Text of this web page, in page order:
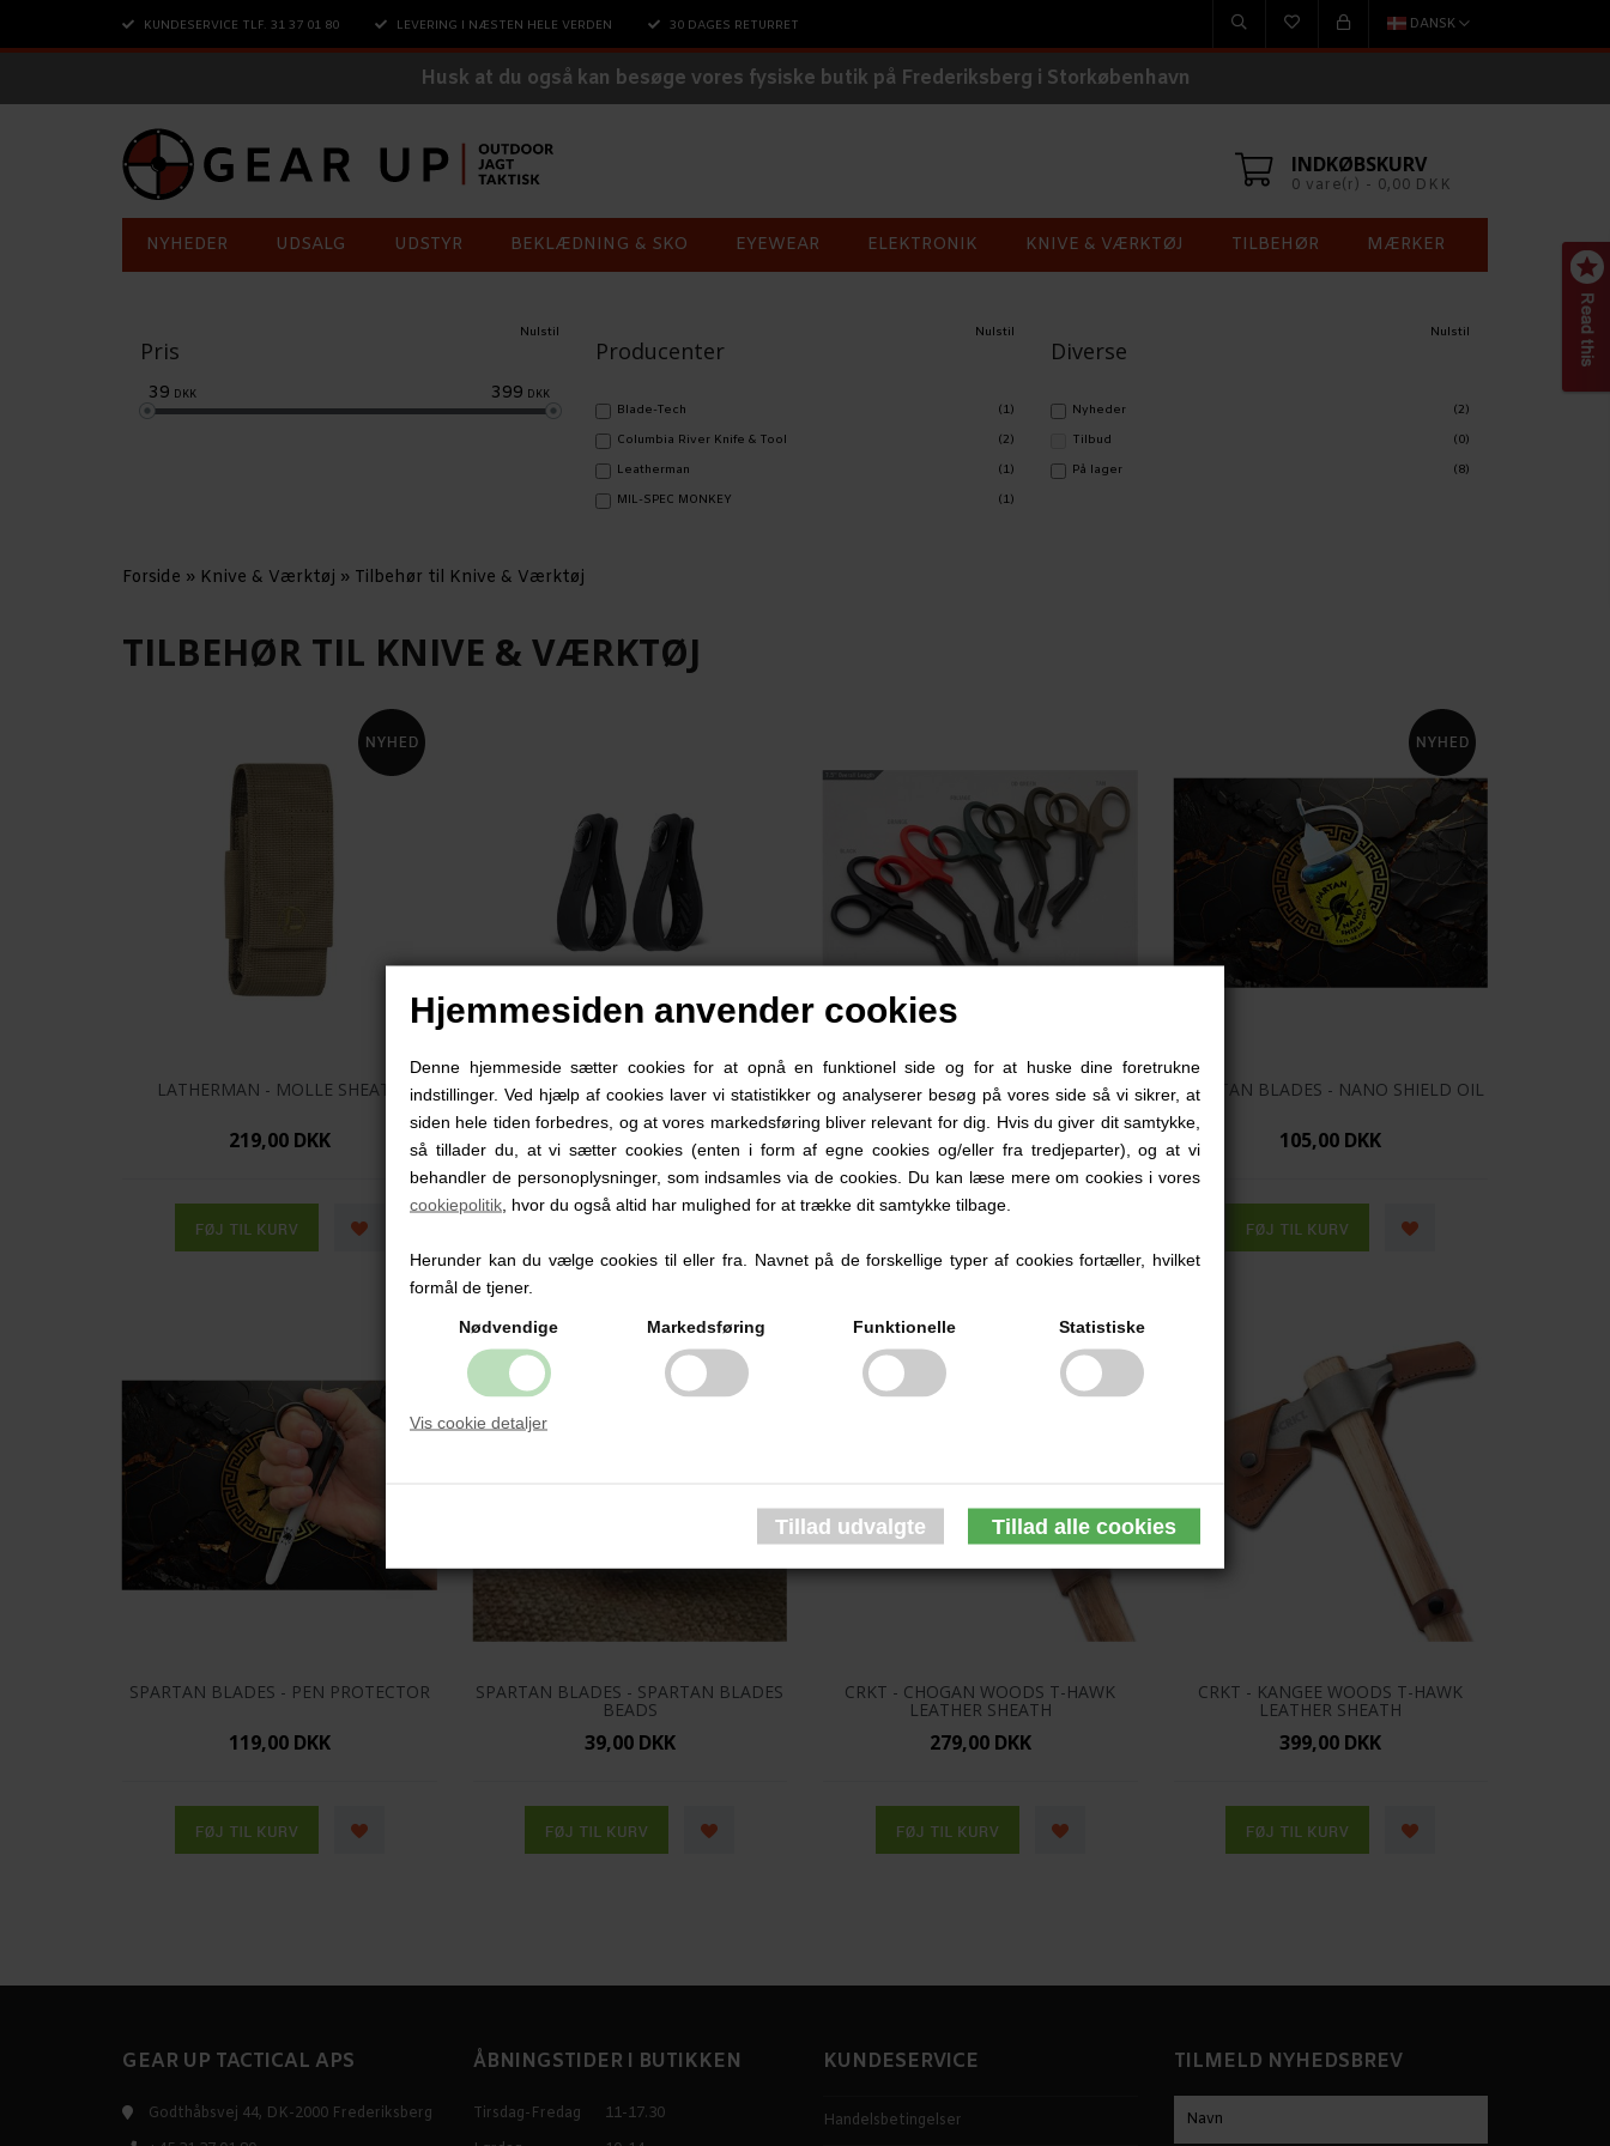
Hjemmesiden anvender cookies
Denne hjemmeside sætter cookies for at opnå en funktionel side og for at huske dine foretrukne
indstillinger. Ved hjælp af cookies laver vi statistikker og analyserer besøg på vores side så vi sikrer, at
siden hele tiden forbedres, og at vores markedsføring bliver relevant for dig. Hvis du giver dit samtykke,
så tillader du, at vi sætter cookies (enten i form af egne cookies og/eller fra tredjeparter), og at vi
behandler de personoplysninger, som indsamles via de cookies. Du kan læse mere om cookies i vores
cookiepolitik , hvor du også altid har mulighed for at trække dit samtykke tilbage.
Herunder kan du vælge cookies til eller fra. Navnet på de forskellige typer af cookies fortæller, hvilket
formål de tjener.
Nødvendige Markedsføring Funktionelle Statistiske
Vis cookie detaljer
KUNDESERVICE TLF. 31 37 01 80 LEVERING I NÆSTEN HELE VERDEN 30 DAGES RETURRET DANSK
Husk at du også kan besøge vores fysiske butik på Frederiksberg i Storkøbenhavn
INDKØBSKURV
0 vare(r) - 0,00 DKK
NYHEDER UDSALG UDSTYR BEKLÆDNING & SKO EYEWEAR ELEKTRONIK KNIVE & VÆRKTØJ TILBEHØR MÆRKER
Pris
Nulstil
39 DKK 399 DKK
Producenter
Nulstil
Blade-Tech
(1)
Columbia River Knife & Tool
(2)
Leatherman
(1)
MIL-SPEC MONKEY
(1)
Diverse
Nulstil
Nyheder
(2)
Tilbud
(0)
På lager
(8)
Forside » Knive & Værktøj » Tilbehør til Knive & Værktøj
TILBEHØR TIL KNIVE & VÆRKTØJ
LATHERMAN - MOLLE SHEATH
219,00 DKK
BLADE-TECH - IWB LOOP - PAIR
W/HARDWARE
118,00 DKK
MSM - EMT SHEARS
79,00 DKK
SPARTAN BLADES - NANO SHIELD OIL
105,00 DKK
SPARTAN BLADES - PEN PROTECTOR
119,00 DKK
SPARTAN BLADES - SPARTAN BLADES
BEADS
39,00 DKK
CRKT - CHOGAN WOODS T-HAWK
LEATHER SHEATH
279,00 DKK
CRKT - KANGEE WOODS T-HAWK
LEATHER SHEATH
399,00 DKK
GEAR UP TACTICAL APS
Godthåbsvej 44, DK-2000 Frederiksberg
ÅBNINGSTIDER I BUTIKKEN
Tirsdag-Fredag
11-17.30
KUNDESERVICE
Handelsbetingelser
TILMELD NYHEDSBREV